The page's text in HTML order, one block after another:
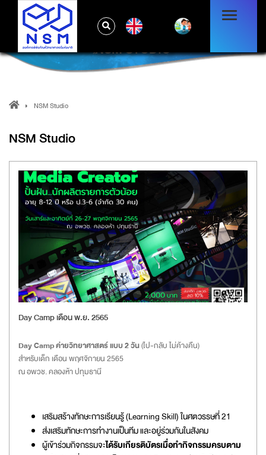
NSM STUDIO
NSM Studio
NSM Studio
Day Camp เดือน พ.ย. 2565
Day Camp ค่ายวิทยาศาสตร์ แบบ 2 วัน(ไป-กลับ ไม่ค้างคืน)
สำหรับเด็ก เดือน พฤศจิกายน 2565
ณ อพวช. คลองห้า ปทุมธานี
เสริมสร้างทักษะการเรียนรู้ (Learning Skill) ในศตวรรษที่ 21
ส่งเสริมทักษะการทำงานเป็นทีม และอยู่ร่วมกันในสังคม
ผู้เข้าร่วมกิจกรรมจะได้รับเกียรติบัตรเมื่อทำกิจกรรมครบตาม